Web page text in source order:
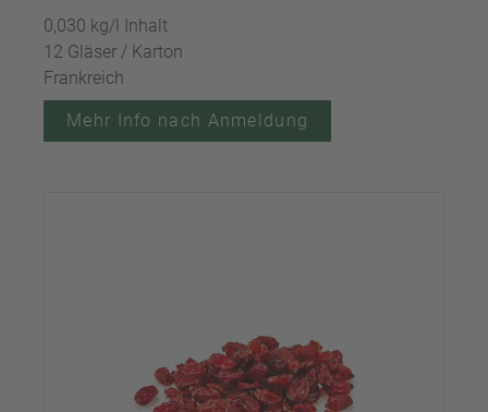
0,030 kg/l Inhalt
12 Gläser / Karton
Frankreich
Mehr Info nach Anmeldung